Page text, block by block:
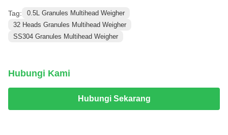
Tag:
0.5L Granules Multihead Weigher
32 Heads Granules Multihead Weigher
SS304 Granules Multihead Weigher
Hubungi Kami
Hubungi Sekarang